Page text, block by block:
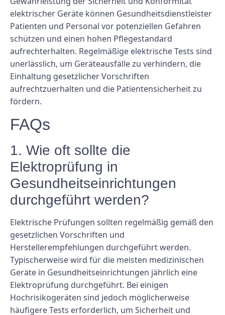
elektrischer Geräte können Gesundheitsdienstleister
Patienten und Personal vor potenziellen Gefahren
schützen und einen hohen Pflegestandard
aufrechterhalten. Regelmäßige elektrische Tests sind
unerlässlich, um Geräteausfälle zu verhindern, die
Einhaltung gesetzlicher Vorschriften
aufrechtzuerhalten und die Patientensicherheit zu
fördern.
FAQs
1. Wie oft sollte die
Elektroprüfung in
Gesundheitseinrichtungen
durchgeführt werden?
Elektrische Prüfungen sollten regelmäßig gemäß den
gesetzlichen Vorschriften und
Herstellerempfehlungen durchgeführt werden.
Typischerweise wird für die meisten medizinischen
Geräte in Gesundheitseinrichtungen jährlich eine
Elektroprüfung durchgeführt. Bei einigen
Hochrisikogeräten sind jedoch möglicherweise
häufigere Tests erforderlich, um Sicherheit und